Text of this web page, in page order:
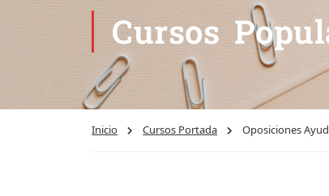
Cursos
Inicio Cursos Portada Oposiciones